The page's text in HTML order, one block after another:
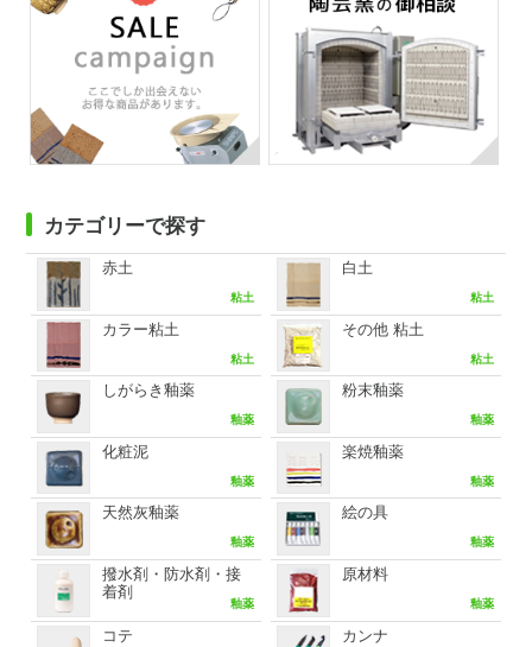
カテゴリーで探す
赤土
粘土
白土
粘土
カラー粘土
粘土
その他 粘土
粘土
しがらき釉薬
釉薬
粉末釉薬
釉薬
化粧泥
釉薬
楽焼釉薬
釉薬
天然灰釉薬
釉薬
絵の具
釉薬
撥水剤・防水剤・接
着剤
釉薬
原材料
釉薬
コテ カンナ